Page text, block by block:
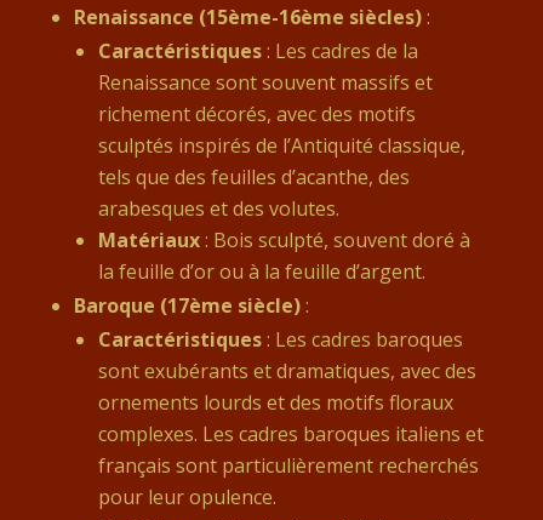
Renaissance (15ème-16ème siècles):
Caractéristiques: Les cadres de la
Renaissance sont souvent massifs et
richement décorés, avec des motifs
sculptés inspirés de l’Antiquité classique,
tels que des feuilles d’acanthe, des
arabesques et des volutes.
Matériaux: Bois sculpté, souvent doré à
la feuille d’or ou à la feuille d’argent.
Baroque (17ème siècle):
Caractéristiques: Les cadres baroques
sont exubérants et dramatiques, avec des
ornements lourds et des motifs floraux
complexes. Les cadres baroques italiens et
français sont particulièrement recherchés
pour leur opulence.